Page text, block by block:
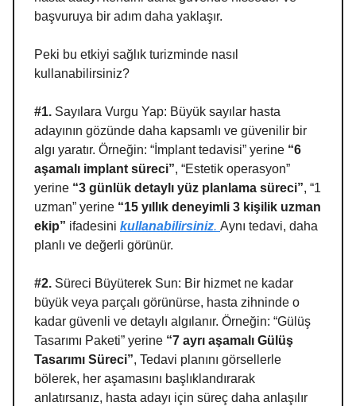
başvuruya bir adım daha yaklaşır.
Peki bu etkiyi sağlık turizminde nasıl
kullanabilirsiniz?
#1. Sayılara Vurgu Yap: Büyük sayılar hasta
adayının gözünde daha kapsamlı ve güvenilir bir
algı yaratır. Örneğin: “İmplant tedavisi” yerine “6
aşamalı implant süreci”, “Estetik operasyon”
yerine “3 günlük detaylı yüz planlama süreci”, “1
uzman” yerine “15 yıllık deneyimli 3 kişilik uzman
ekip” ifadesini kullanabilirsiniz. Aynı tedavi, daha
planlı ve değerli görünür.
#2. Süreci Büyüterek Sun: Bir hizmet ne kadar
büyük veya parçalı görünürse, hasta zihninde o
kadar güvenli ve detaylı algılanır. Örneğin: “Gülüş
Tasarımı Paketi” yerine “7 ayrı aşamalı Gülüş
Tasarımı Süreci”, Tedavi planını görsellerle
bölerek, her aşamasını başlıklandırarak
anlatırsanız, hasta adayı için süreç daha anlaşılır